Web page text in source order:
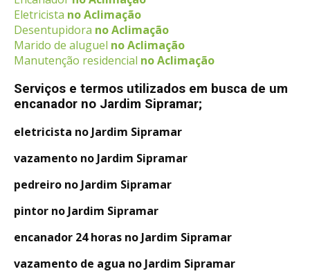
Eletricista no Aclimação
Desentupidora no Aclimação
Marido de aluguel no Aclimação
Manutenção residencial no Aclimação
Serviços e termos utilizados em busca de um
encanador no Jardim Sipramar;
eletricista no Jardim Sipramar
vazamento no Jardim Sipramar
pedreiro no Jardim Sipramar
pintor no Jardim Sipramar
encanador 24 horas no Jardim Sipramar
vazamento de agua no Jardim Sipramar